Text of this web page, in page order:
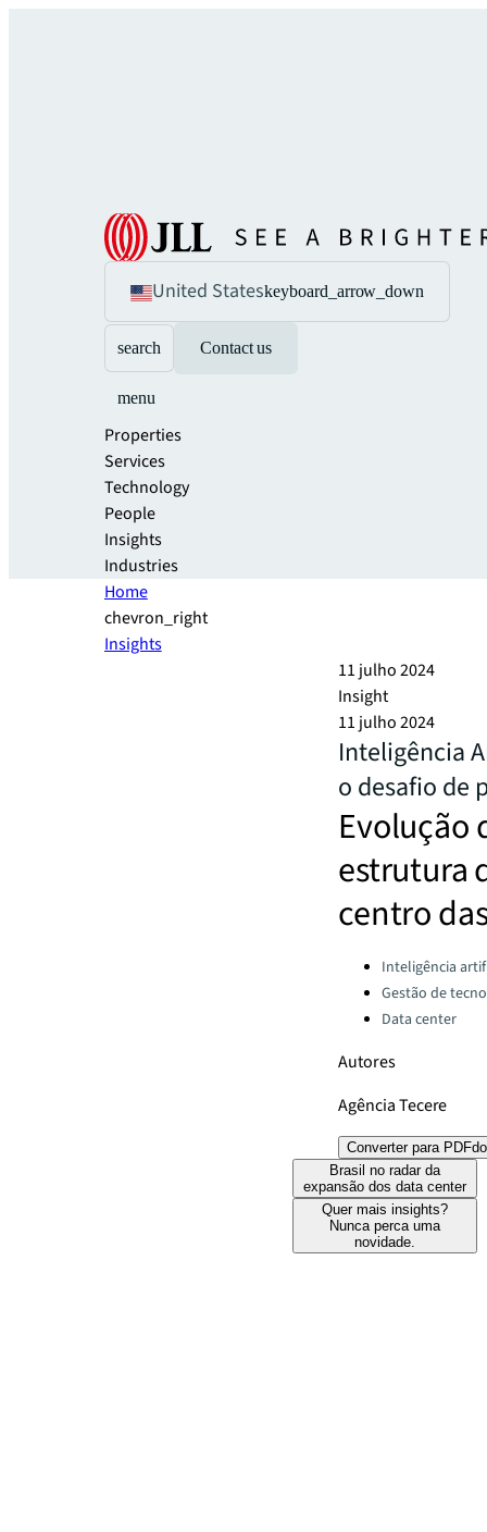
United Stateskeyboard_arrow_down
search Contact us
menu
Properties
Services
Technology
People
Insights
Industries
Home
chevron_right
Insights
11 julho 2024
Insight
11 julho 2024
Inteligência
o desafio de
Evolução
estrutura
centro
Categories:Inteligência
Gestão de
Data center
Autores
Agência Tecere
Converter para PDF
Brasil no radar da
expansão dos data center
Quer mais insights?
Nunca perca uma
novidade.